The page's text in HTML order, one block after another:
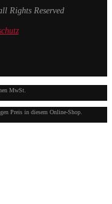
Rights Reserved
MwSt.
Preis in diesem Online-Shop.